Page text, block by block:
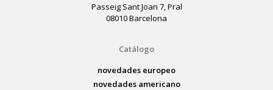
Passeig Sant Joan 7, Pral
08010 Barcelona
Catálogo
novedades europeo
novedades americano